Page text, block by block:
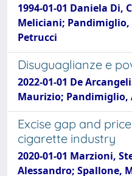
1994-01-01 Daniela Di,
Meliciani;
Petrucci
Disuguaglianze e
2022-01-01 De
Maurizio; Pandimiglio,
Excise gap and
cigarette industry
2020-01-01 Marzioni,
Alessandro; Spallone,